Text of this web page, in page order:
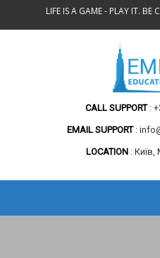
LIFE IS A GAME - PLAY IT. BE
CALL SUPPORT
EMAIL SUPPORT
LOCATION Київ,